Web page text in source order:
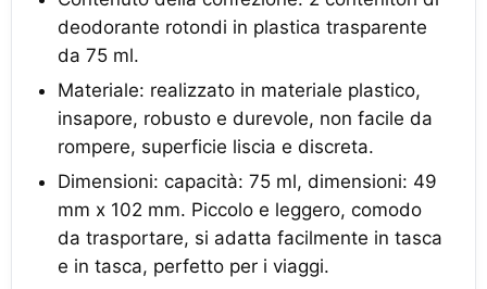
deodorante rotondi in plastica trasparente
da 75 ml.
Materiale: realizzato in materiale plastico,
insapore, robusto e durevole, non facile da
rompere, superficie liscia e discreta.
Dimensioni: capacità: 75 ml, dimensioni: 49
mm x 102 mm. Piccolo e leggero, comodo
da trasportare, si adatta facilmente in tasca
e in tasca, perfetto per i viaggi.